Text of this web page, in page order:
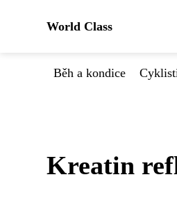
World Class
Běh a kondice
Kreatin